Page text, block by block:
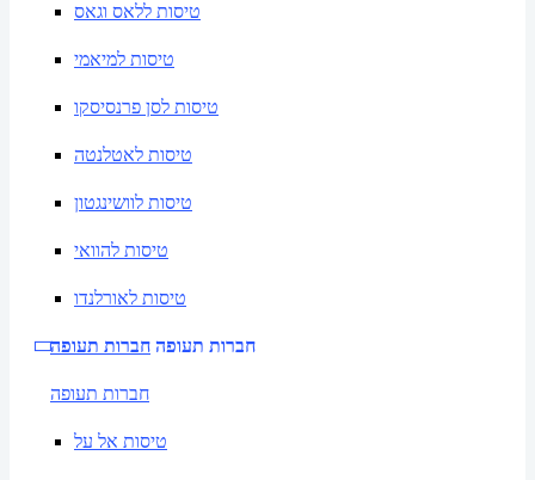
טיסות ללאס וגאס
טיסות למיאמי
טיסות לסן פרנסיסקו
טיסות לאטלנטה
טיסות לוושינגטון
טיסות להוואי
טיסות לאורלנדו
חברות תעופה חברות תעופה
חברות תעופה
טיסות אל על